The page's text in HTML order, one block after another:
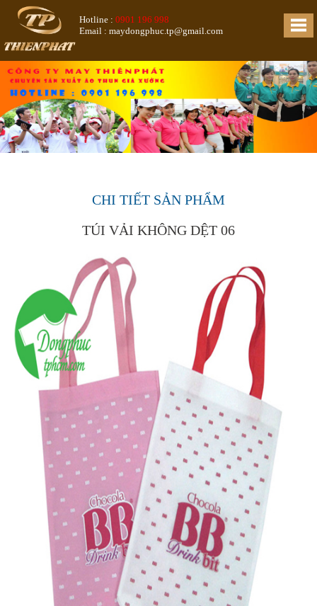
Hotline : 0901 196 998
Email : maydongphuc.tp@gmail.com
CHI TIẾT SẢN PHẨM
TÚI VẢI KHÔNG DỆT 06